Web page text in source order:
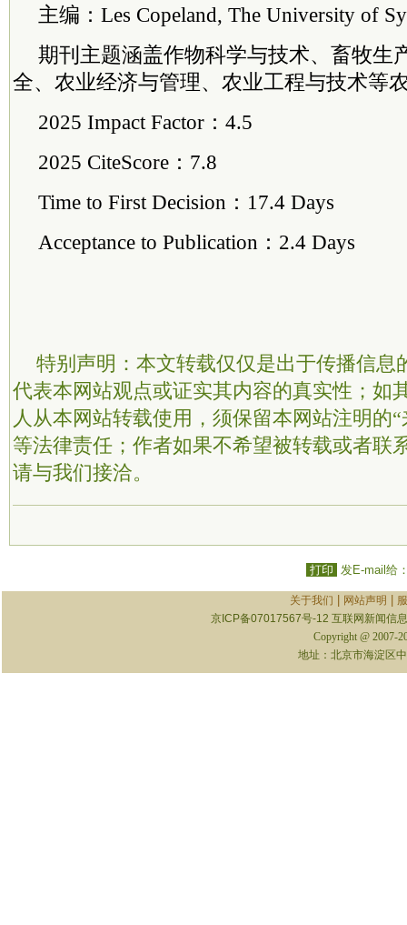
主编：Les Copeland, The University of
期刊主题涵盖作物科学与技术、畜牧生
全、农业经济与管理、农业工程与技术等
2025 Impact Factor：4.5
2025 CiteScore：7.8
Time to First Decision：17.4 Days
Acceptance to Publication：2.4 Days
特别声明：本文转载仅仅是出于传播信息
代表本网站观点或证实其内容的真实性；如
人从本网站转载使用，须保留本网站注明的
等法律责任；作者如果不希望被转载或者联
请与我们接洽。
打印 发E-mail给
关于我们 网站声明
京ICP备07017567号-12 互联网新闻信
Copyright @ 2007-
地址：北京市海淀区